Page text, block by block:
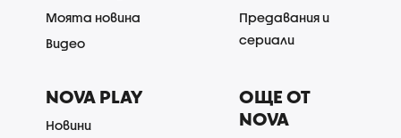
Моята новина
Видео
Предавания и
сериали
NOVA PLAY
Новини
ОЩЕ ОТ
NOVA